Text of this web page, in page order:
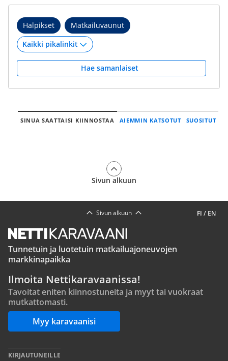
Halpikset Matkailuvaunut
Hae samanlaiset
SINUA SAATTAISI KIINNOSTAA AIEMMIN KATSOTUT SUOSITUT
Sivun alkuun
FI / EN
Sivun alkuun
Tunnetuin ja luotetuin matkailuajoneuvojen
markkinapaikka
Ilmoita Nettikaravaanissa!
Tavoitat eniten kiinnostuneita ja myyt tai vuokraat
mutkattomasti.
Myy karavaanisi
KIRJAUTUNEILLE